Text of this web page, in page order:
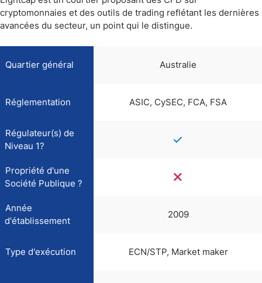
cryptomonnaies et des outils de trading reflétant les dernières
avancées du secteur, un point qui le distingue.
Quartier général Australie
Réglementation ASIC, CySEC, FCA, FSA
Régulateur(s) de
Niveau 1?
Propriété d'une
Société Publique ?
Année
d'établissement
2009
Type d'exécution ECN/STP, Market maker